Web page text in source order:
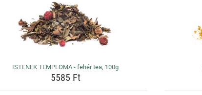
ISTENEK TEMPLOMA - fehér tea, 100g
5585 Ft